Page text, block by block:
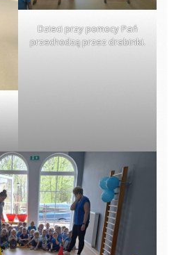
Dzieci przy pomocy Pań
przechodzą przez drabinki.